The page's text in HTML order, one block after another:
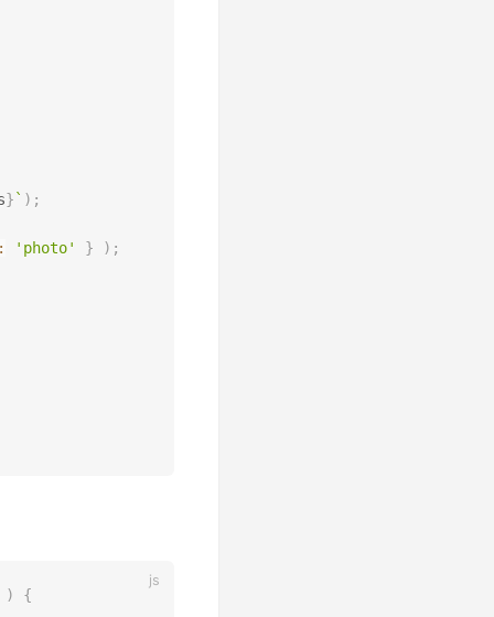
} ` ) ;
'photo' } ) ;
) {